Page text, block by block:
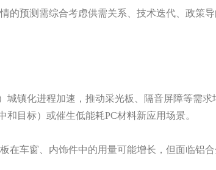
的预测需综合考虑供需关系、技术迭代、政策
城镇化进程加速，推动采光板、隔音屏障等需求
和目标）或催生低能耗PC材料新应用场景。
在车窗、内饰件中的用量可能增长，但面临铝